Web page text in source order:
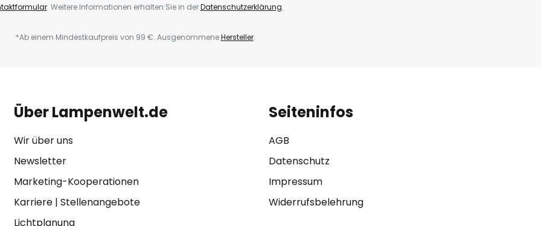
. Weitere Informationen erhalten Sie in derDatenschutzerklärung.
*Ab einem Mindestkaufpreis von 99 €. AusgenommeneHersteller.
Über Lampenwelt.de
Wir über uns
Newsletter
Marketing-Kooperationen
Karriere| Stellenangebote
Lichtplanung
Seiteninfos
AGB
Datenschutz
Impressum
Widerrufsbelehrung